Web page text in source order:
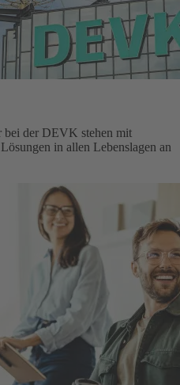
bei der DEVK stehen mit
in allen Lebenslagen an